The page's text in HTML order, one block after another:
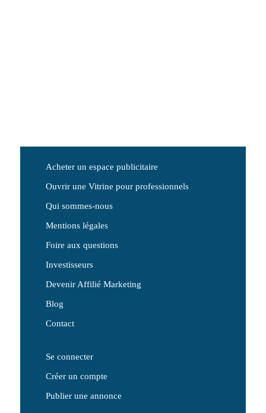
Acheter un espace publicitaire
Ouvrir une Vitrine pour professionnels
Qui sommes-nous
Mentions légales
Foire aux questions
Investisseurs
Devenir Affilié Marketing
Blog
Contact
Se connecter
Créer un compte
Publier une annonce